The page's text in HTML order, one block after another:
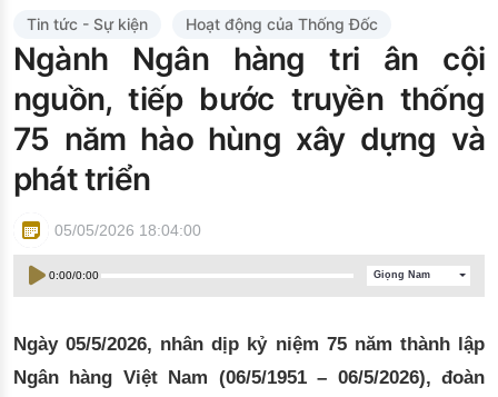
Đào tạo ISO
Tin tức - Sự kiện Hoạt động của Thống Đốc
Ngành Ngân hàng tri ân cội
nguồn, tiếp bước truyền thống
75 năm hào hùng xây dựng và
phát triển
05/05/2026 18:04:00
0:00/0:00 Giọng Nam
Ngày05/5/2026, nhân dịp kỷ niệm 75 năm thành lập
Ngân hàng Việt Nam (06/5/1951 – 06/5/2026), đoàn